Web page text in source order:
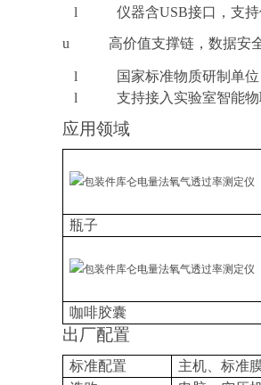
l
仪器含USB接口，支持
u 高价值支撑链，数据安
l
国家标准物质研制单
l
支持接入实验室智能
应用领域
瓶子
咖啡胶囊
出厂配置
标准配置 主机、标准